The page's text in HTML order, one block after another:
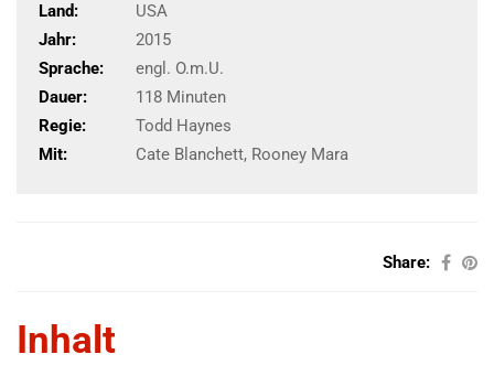
Land:
USA
Jahr:
2015
Sprache:
engl. O.m.U.
Dauer:
118 Minuten
Regie:
Todd Haynes
Mit:
Cate Blanchett, Rooney Mara
Share:
Inhalt